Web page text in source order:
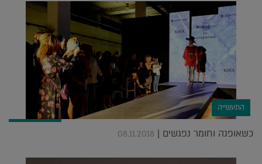
התעשייה
כשאופנה וחומר נפגשים | 08.11.2018